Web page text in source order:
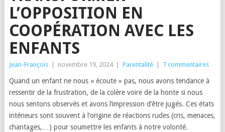
L’OPPOSITION EN
COOPÉRATION AVEC LES
ENFANTS
Jean-François novembre 19, 2024 Parentalité 7 commentaires
Quand un enfant ne nous « écoute » pas, nous avons tendance à
ressentir de la frustration, de la colère voire de la honte si nous
nous sentons observés et avons l’impression d’être jugés. Ces états
intérieurs sont souvent à l’origine de réactions rudes (cris, menaces,
chantages,…) pour soumettre les enfants à notre volonté.